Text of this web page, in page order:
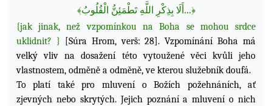
﴿... أَلَا بِذِكْرِ للَّهِ تَطْمَئِنُّ لْقُلُوبُ﴾
{jak jinak, než vzpomínkou na Boha se mohou srdce
uklidnit? }
[Súra Hrom, verš: 28]. Vzpomínání Boha má
velký vliv na dosažení této vytoužené věci kvůli jeho
vlastnostem, odměně a odměně, ve kterou služebník doufá.
To platí také pro mluvení o Božích požehnáních, ať
zjevných nebo skrytých. Jejich poznání a mluvení o nich